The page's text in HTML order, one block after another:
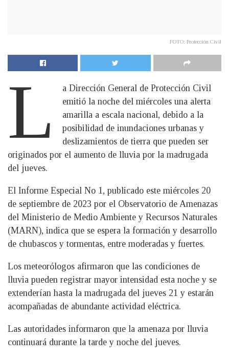
FOTO: Protección Civil
L
a Dirección General de Protección Civil
emitió la noche del miércoles una alerta
amarilla a escala nacional, debido a la
posibilidad de inundaciones urbanas y
deslizamientos de tierra que pueden ser
originados por el aumento de lluvia por la madrugada
del jueves.
El Informe Especial No 1, publicado este miércoles 20
de septiembre de 2023 por el Observatorio de Amenazas
del Ministerio de Medio Ambiente y Recursos Naturales
(MARN), indica que se espera la formación y desarrollo
de chubascos y tormentas, entre moderadas y fuertes.
Los meteorólogos afirmaron que las condiciones de
lluvia pueden registrar mayor intensidad esta noche y se
extenderían hasta la madrugada del jueves 21 y estarán
acompañadas de abundante actividad eléctrica.
Las autoridades informaron que la amenaza por lluvia
continuará durante la tarde y noche del jueves.